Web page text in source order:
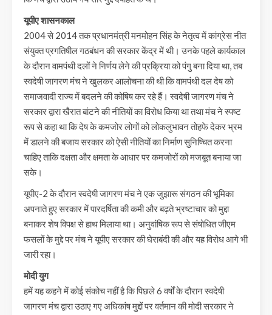
यूपीए शासनकाल
2004 से 2014 तक प्रधानमंत्री मनमोहन सिंह के नेतृत्व में कांग्रेस नीत
संयुक्त प्रगतिषील गठबंधन की सरकार केंद्र में थी। उनके पहले कार्यकाल
के दौरान वामपंथी दलों ने निर्णय लेने की प्रक्रिया को पंगु बना दिया था, तब
स्वदेषी जागरण मंच ने खुलकर आलोचना की थी कि वामपंथी दल देष को
समाजवादी राज्य में बदलने की कोषिष कर रहे हैं। स्वदेषी जागरण मंच ने
सरकार द्वारा खैरात बांटने की नीतियों का विरोध किया था तथा मंच ने स्पष्ट
रूप से कहा था कि देष के कमजोर लोगों को लोकलुभावन तोहफे देकर भ्रम
में डालने की बजाय सरकार को ऐसी नीतियों का निर्माण सुनिष्चित करना
चाहिए ताकि दक्षता और क्षमता के आधार पर कमजोरों को मजबूत बनाया जा
सके।
यूपीए-2 के दौरान स्वदेषी जागरण मंच ने एक जुझारू संगठन की भूमिका
अपनाते हुए सरकार में पारदर्षिता की कमी और बढ़ते भ्रष्टाचार को मुद्दा
बनाकर शेष विपक्ष से हाथ मिलाया था। अनुवांषिक रूप से संषोधित जीएम
फसलों के मुद्दे पर मंच ने यूपीए सरकार की घेराबंदी की और यह विरोध आगे भी
जारी रहा।
मोदी युग
हमें यह कहने में कोई संकोच नहीं है कि पिछले 6 वर्षों के दौरान स्वदेषी
जागरण मंच द्वारा उठाए गए अधिकांष मुद्दों पर वर्तमान की मोदी सरकार ने